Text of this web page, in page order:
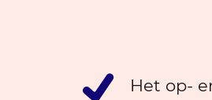
Het op-